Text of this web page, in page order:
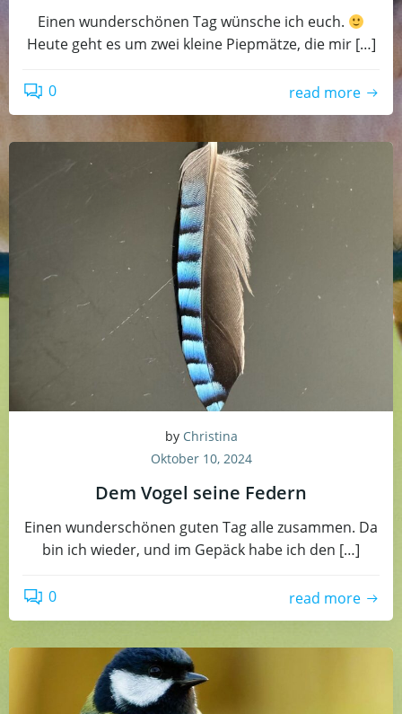
Einen wunderschönen Tag wünsche ich euch.
Heute geht es um zwei kleine Piepmätze, die mir […]
0 read more
by Christina
Oktober 10, 2024
Dem Vogel seine Federn
Einen wunderschönen guten Tag alle zusammen. Da
bin ich wieder, und im Gepäck habe ich den […]
0 read more